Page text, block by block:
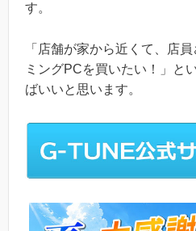
す。
「店舗が家から近くて、店
ミングPCを買いたい！」と
ばいいと思います。